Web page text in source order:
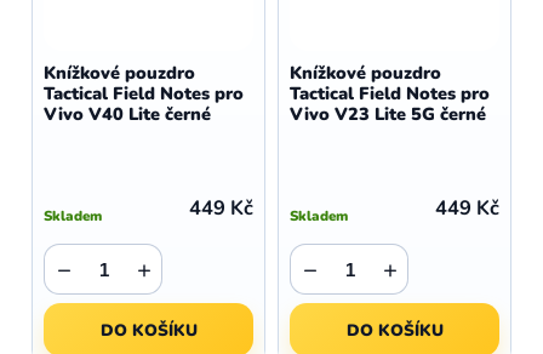
Knížkové pouzdro
Tactical Field Notes pro
Vivo V40 Lite černé
Skladem 449 Kč
+
−
DO KOŠÍKU
Knížkové pouzdro
Tactical Field Notes pro
Vivo V23 Lite 5G černé
Skladem 449 Kč
+
−
DO KOŠÍKU